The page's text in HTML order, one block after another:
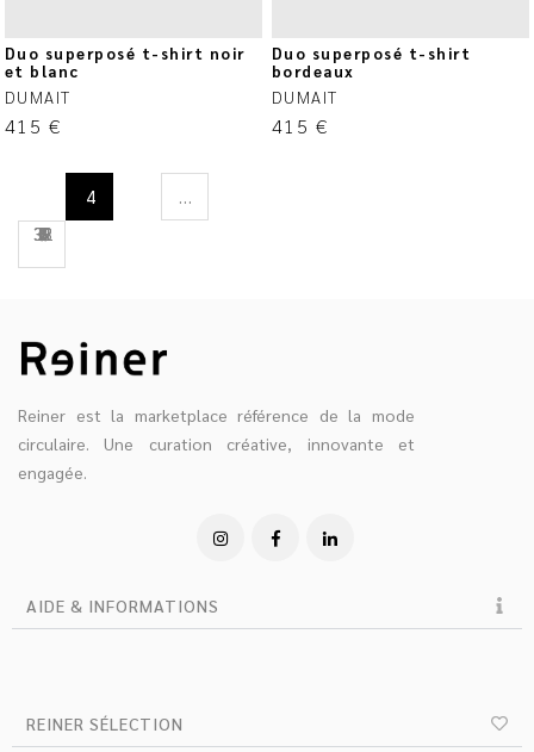
Duo superposé t-shirt noir
et blanc
DUMAIT
415 €
Duo superposé t-shirt
bordeaux
DUMAIT
415 €
1
2
3
4
5
6
7
…
31
32
33
Reiner est la marketplace référence de la mode
circulaire. Une curation créative, innovante et
engagée.
AIDE & INFORMATIONS
REINER SÉLECTION